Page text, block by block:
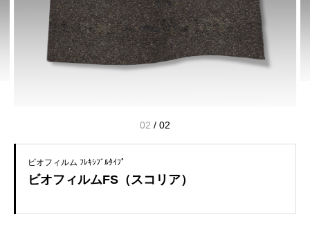
02 / 02
ビオフィルム ﾌﾚｷｼﾌﾞﾙﾀｲﾌﾟ
ビオフィルムFS（スコリア）